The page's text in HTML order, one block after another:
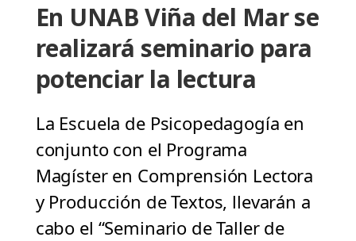
En UNAB Viña del Mar se
realizará seminario para
potenciar la lectura
La Escuela de Psicopedagogía en
conjunto con el Programa
Magíster en Comprensión Lectora
y Producción de Textos, llevarán a
cabo el “Seminario de Taller de